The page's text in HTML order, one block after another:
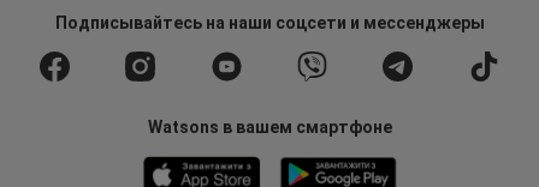
Подписывайтесьна наши соцсети и мессенджеры
Watsons в вашем смартфоне